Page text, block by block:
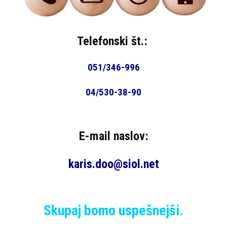
Telefonski št.:
051/346-996
04/530-38-90
E-mail naslov:
karis.doo@siol.net
Skupaj bomo uspešnejši.